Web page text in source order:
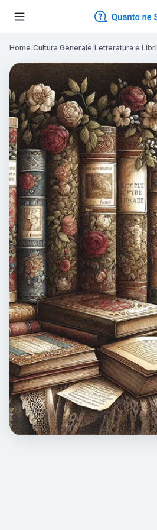
Home/Cultura Generale/Letteratura e Libri